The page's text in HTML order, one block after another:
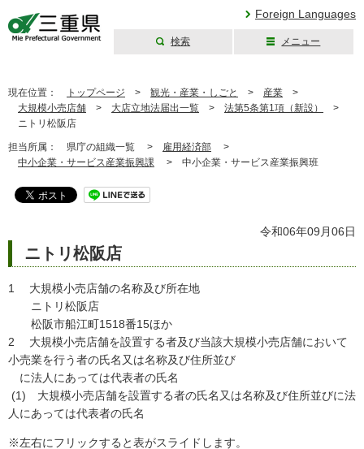
Foreign Languages
検索 メニュー
現在位置： トップページ > 観光・産業・しごと > 産業 >
大規模小売店舗 > 大店立地法届出一覧 > 法第5条第1項（新設）
>
ニトリ松阪店
担当所属： 県庁の組織一覧 > 雇用経済部 >
中小企業・サービス産業振興課 > 中小企業・サービス産業振興班
令和06年09月06日
ニトリ松阪店
1 大規模小売店舗の名称及び所在地
ニトリ松阪店
松阪市船江町1518番15ほか
2 大規模小売店舗を設置する者及び当該大規模小売店舗において
小売業を行う者の氏名又は名称及び住所並び
に法人にあっては代表者の氏名
(1) 大規模小売店舗を設置する者の氏名又は名称及び住所並びに法
人にあっては代表者の氏名
※左右にフリックすると表がスライドします。